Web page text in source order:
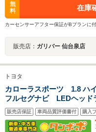
無
料
在庫
カーセンサーアフター保証がBプランに
販売店： ガリバー 仙台泉店
トヨタ
カローラスポーツ 1.8 ハ
フルセグナビ LEDヘッド
(F/S/R) スマートキー 純
販売店保証 車両品質評価書付 購入